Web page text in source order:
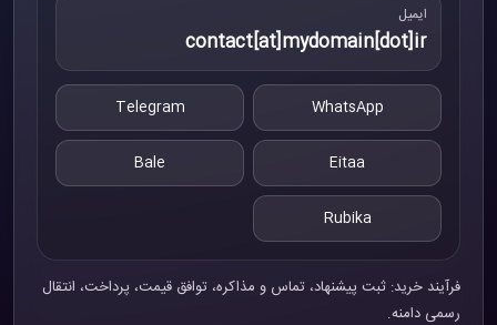
ایمیل
contact[at]mydomain[dot]ir
WhatsApp
Telegram
Eitaa
Bale
Rubika
فرآیند خرید: ثبت پیشنهاد، تماس و مذاکره، توافق قیمت، پرداخت، انتقال
رسمی دامنه.